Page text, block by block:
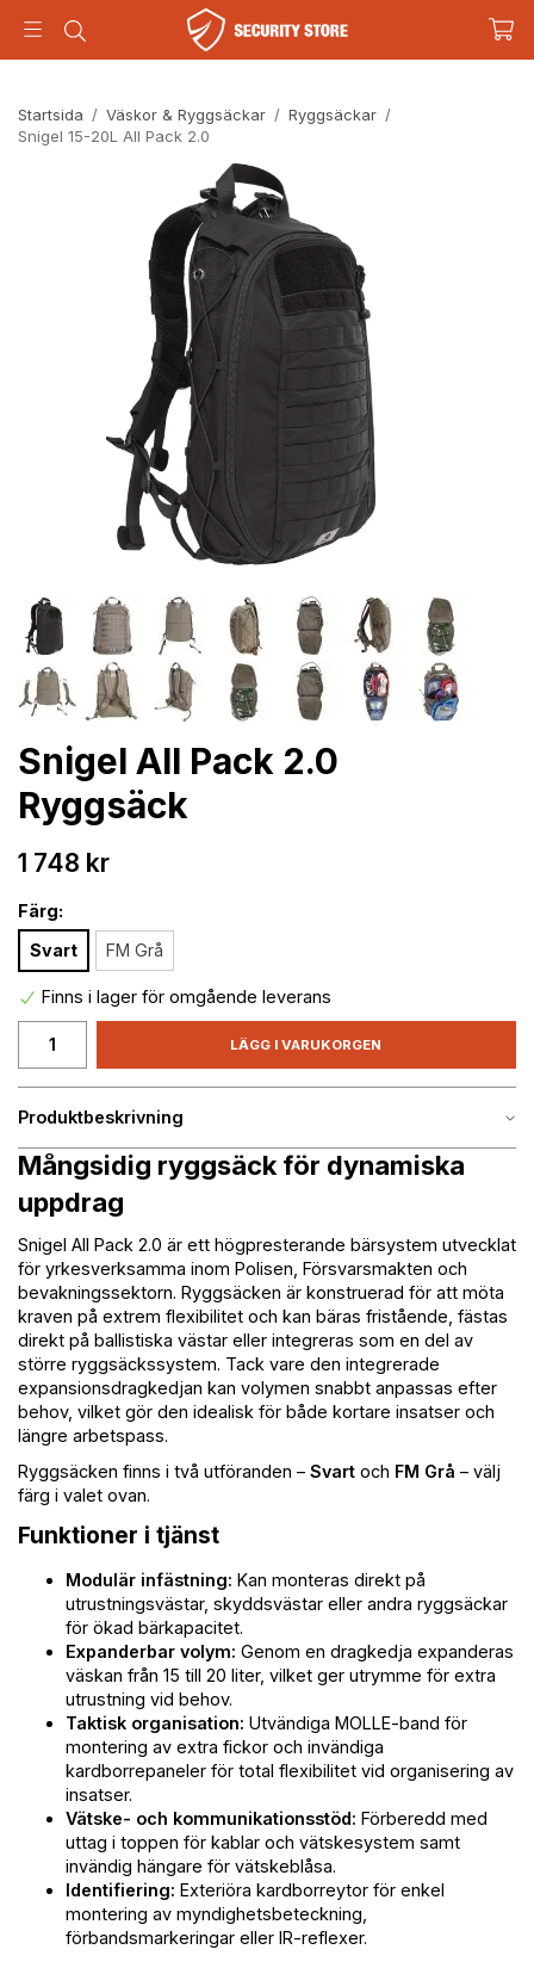
Startsida / Väskor & Ryggsäckar / Ryggsäckar /
Snigel 15-20L All Pack 2.0
Snigel All Pack 2.0
Ryggsäck
1 748 kr
Färg:
Svart
FM Grå
Finns i lager för omgående leverans
LÄGG I VARUKORGEN
Produktbeskrivning
Mångsidig ryggsäck för dynamiska
uppdrag
Snigel All Pack 2.0 är ett högpresterande bärsystem utvecklat
för yrkesverksamma inom Polisen, Försvarsmakten och
bevakningssektorn. Ryggsäcken är konstruerad för att möta
kraven på extrem flexibilitet och kan bäras fristående, fästas
direkt på ballistiska västar eller integreras som en del av
större ryggsäckssystem. Tack vare den integrerade
expansionsdragkedjan kan volymen snabbt anpassas efter
behov, vilket gör den idealisk för både kortare insatser och
längre arbetspass.
Ryggsäcken finns i två utföranden – Svart och FM Grå – välj
färg i valet ovan.
Funktioner i tjänst
Modulär infästning: Kan monteras direkt på
utrustningsvästar, skyddsvästar eller andra ryggsäckar
för ökad bärkapacitet.
Expanderbar volym: Genom en dragkedja expanderas
väskan från 15 till 20 liter, vilket ger utrymme för extra
utrustning vid behov.
Taktisk organisation: Utvändiga MOLLE-band för
montering av extra fickor och invändiga
kardborrepaneler för total flexibilitet vid organisering av
insatser.
Vätske- och kommunikationsstöd: Förberedd med
uttag i toppen för kablar och vätskesystem samt
invändig hängare för vätskeblåsa.
Identifiering: Exteriöra kardborreytor för enkel
montering av myndighetsbeteckning,
förbandsmarkeringar eller IR-reflexer.